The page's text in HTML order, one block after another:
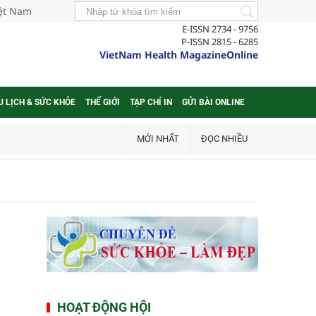
Nam
E-ISSN 2734 - 9756
P-ISSN 2815 - 6285
VietNam Health MagazineOnline
LỊCH & SỨC KHỎE THẾ GIỚI TẠP CHÍ IN GỬI BÀI ONLINE
MỚI NHẤT ĐỌC NHIỀU
HOẠT ĐỘNG HỘI